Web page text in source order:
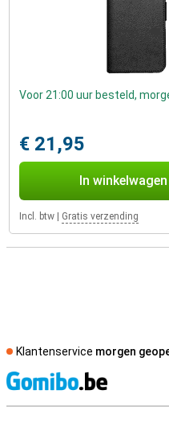
Voor 21:00 uur besteld,
€ 21,95
In winkelwagen
Incl. btw Gratis verzending
Klantenservice morgen